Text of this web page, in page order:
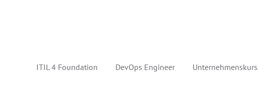
ITIL 4 Foundation DevOps Engineer